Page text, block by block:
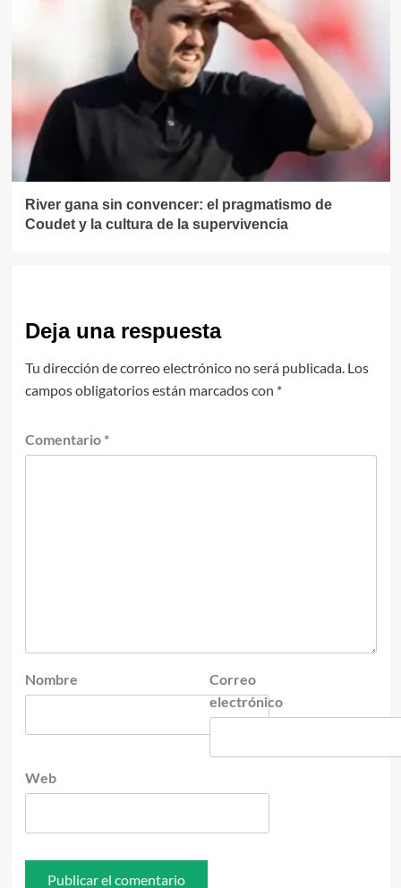
River gana sin convencer: el pragmatismo de
Coudet y la cultura de la supervivencia
Deja una respuesta
Tu dirección de correo electrónico no será publicada. Los
campos obligatorios están marcados con *
Comentario *
Nombre
Correo
electrónico
Web